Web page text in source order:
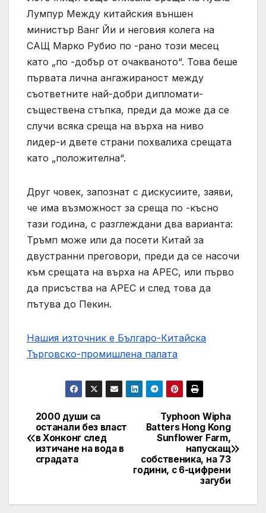
Лумпур Между китайския външен
министър Ванг Йи и неговия колега на
САЩ Марко Рубио по -рано този месец
като „по -добър от очакваното“. Това беше
първата лична ангажираност между
съответните най-добри дипломати-
съществена стъпка, преди да може да се
случи всяка среща на върха на ниво
лидер-и двете страни похвалиха срещата
като „положителна“.
Друг човек, запознат с дискусиите, заяви,
че има възможност за среща по -късно
тази година, с разглеждани два варианта:
Тръмп може или да посети Китай за
двустранни преговори, преди да се насочи
към срещата на върха на APEC, или първо
да присъства на APEC и след това да
пътува до Пекин.
Нашия източник е Българо-Китайска
Търговско-промишлена палaта
Post
navigation
Typhoon Wipha
Batters Hong Kong
Sunflower Farm,
напускащ
собственика, на 73
години, с 6-цифрени
загуби
2000 души са
останали без власт
в Хонконг след
изтичане на вода в
сградата